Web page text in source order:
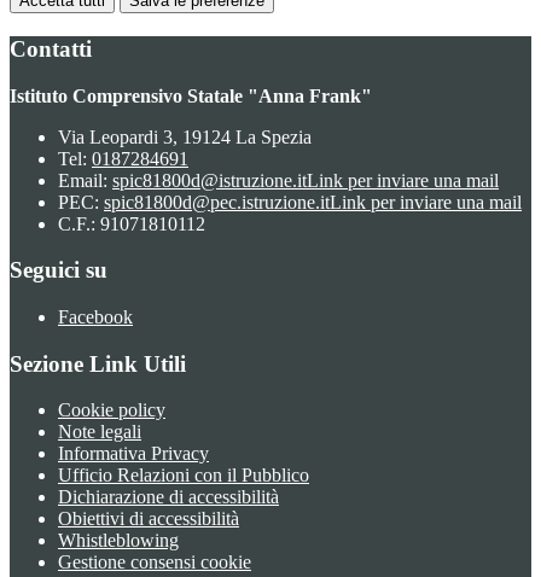
Contatti
Istituto Comprensivo Statale "Anna Frank"
Via Leopardi 3, 19124 La Spezia
Tel: 0187284691
Email: spic81800d@istruzione.itLink per inviare una mail
PEC: spic81800d@pec.istruzione.itLink per inviare una mail
C.F.: 91071810112
Seguici su
Facebook
Sezione Link Utili
Cookie policy
Note legali
Informativa Privacy
Ufficio Relazioni con il Pubblico
Dichiarazione di accessibilità
Obiettivi di accessibilità
Whistleblowing
Gestione consensi cookie